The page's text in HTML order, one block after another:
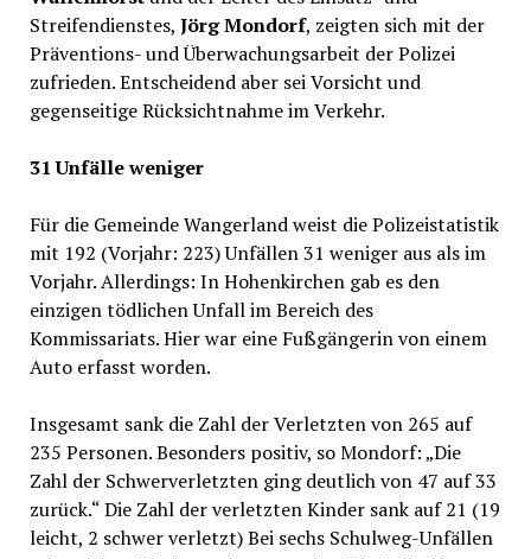
Streifendienstes, Jörg Mondorf, zeigten sich mit der
Präventions- und Überwachungsarbeit der Polizei
zufrieden. Entscheidend aber sei Vorsicht und
gegenseitige Rücksichtnahme im Verkehr.
31 Unfälle weniger
Für die Gemeinde Wangerland weist die Polizeistatistik
mit 192 (Vorjahr: 223) Unfällen 31 weniger aus als im
Vorjahr. Allerdings: In Hohenkirchen gab es den
einzigen tödlichen Unfall im Bereich des
Kommissariats. Hier war eine Fußgängerin von einem
Auto erfasst worden.
Insgesamt sank die Zahl der Verletzten von 265 auf
235 Personen. Besonders positiv, so Mondorf: „Die
Zahl der Schwerverletzten ging deutlich von 47 auf 33
zurück.“ Die Zahl der verletzten Kinder sank auf 21 (19
leicht, 2 schwer verletzt) Bei sechs Schulweg-Unfällen